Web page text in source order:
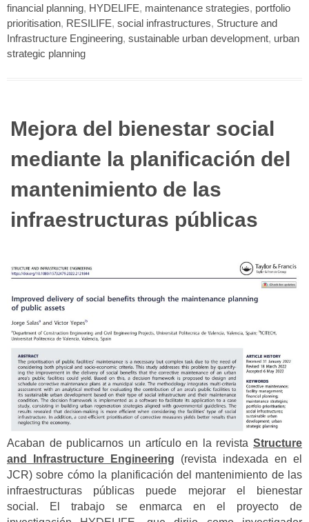
financial planning, HYDELIFE, maintenance strategies, portfolio
prioritisation, RESILIFE, social infrastructures, Structure and
Infrastructure Engineering, sustainable urban development, urban
strategic planning
Mejora del bienestar social
mediante la planificación del
mantenimiento de las
infraestructuras públicas
Acaban de publicarnos un artículo en la revista Structure
and Infrastructure Engineering (revista indexada en el
JCR) sobre cómo la planificación del mantenimiento de las
infraestructuras públicas puede mejorar el bienestar
social. El trabajo se enmarca en el proyecto de